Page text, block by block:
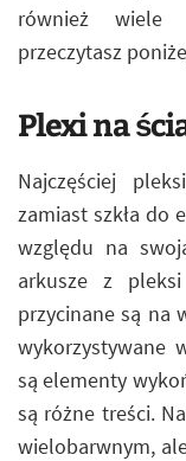
również wiele
przeczytasz
Plexi na
Najczęściej
zamiast szkła do
względu na
arkusze z
przycinane są na
wykorzystywane
są elementy
są różne treści.
wielobarwnym,